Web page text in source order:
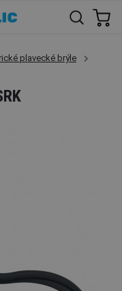
plavecké brýle